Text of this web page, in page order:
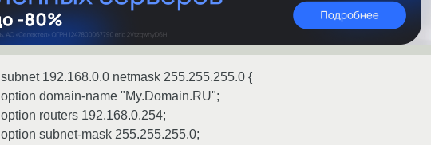
subnet 192.168.0.0 netmask 255.255.255.0 {
option domain-name "My.Domain.RU";
option routers 192.168.0.254;
option subnet-mask 255.255.255.0;